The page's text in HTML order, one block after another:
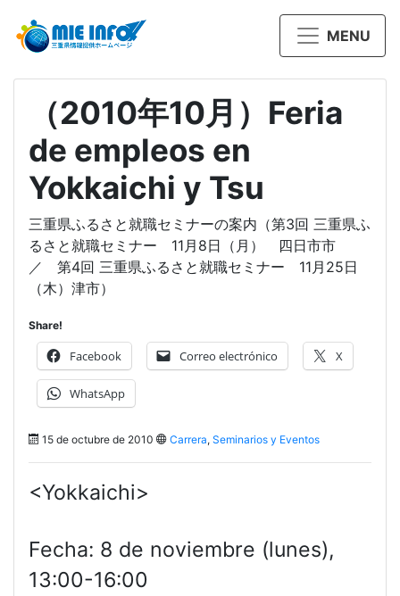
MENU
（2010年10月）Feria
de empleos en
Yokkaichi y Tsu
三重県ふるさと就職セミナーの案内（第3回 三重県ふ
るさと就職セミナー 11月8日（月） 四日市市
／ 第4回 三重県ふるさと就職セミナー 11月25日
（木）津市）
Share!
Facebook Correo electrónico X
WhatsApp
15 de octubre de 2010 Carrera, Seminarios y Eventos
<Yokkaichi>
Fecha: 8 de noviembre (lunes),
13:00-16:00